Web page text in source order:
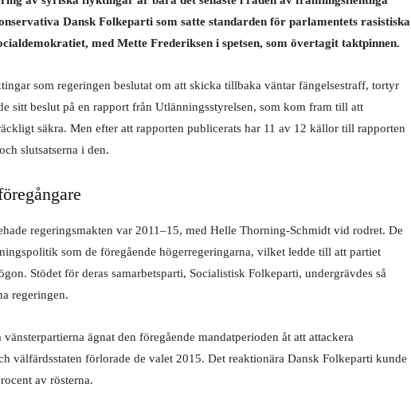
Dansk Folkeparti som satte standarden för parlamentets rasistiska
med Mette Frederiksen i spetsen, som övertagit taktpinnen.
som regeringen beslutat om att skicka tillbaka väntar fängelsestraff, tortyr
sitt beslut på en rapport från Utlänningsstyrelsen, som kom fram till att
säkra. Men efter att rapporten publicerats har 11 av 12 källor till rapporten
slutsatserna i den.
regeringsmakten var 2011–15, med Helle Thorning-Schmidt vid rodret. De
som de föregående högerregeringarna, vilket ledde till att partiet
Stödet för deras samarbetsparti, Socialistisk Folkeparti, undergrävdes så
regeringen.
ägnat den föregående mandatperioden åt att attackera
välfärdsstaten förlorade de valet 2015. Det reaktionära Dansk Folkeparti kunde
av rösterna.